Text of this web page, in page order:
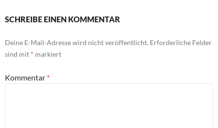
SCHREIBE EINEN KOMMENTAR
Deine E-Mail-Adresse wird nicht veröffentlicht. Erforderliche Felder
sind mit * markiert
Kommentar *